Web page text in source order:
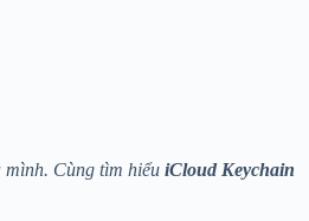
Cùng tìm hiểu iCloud Keychain